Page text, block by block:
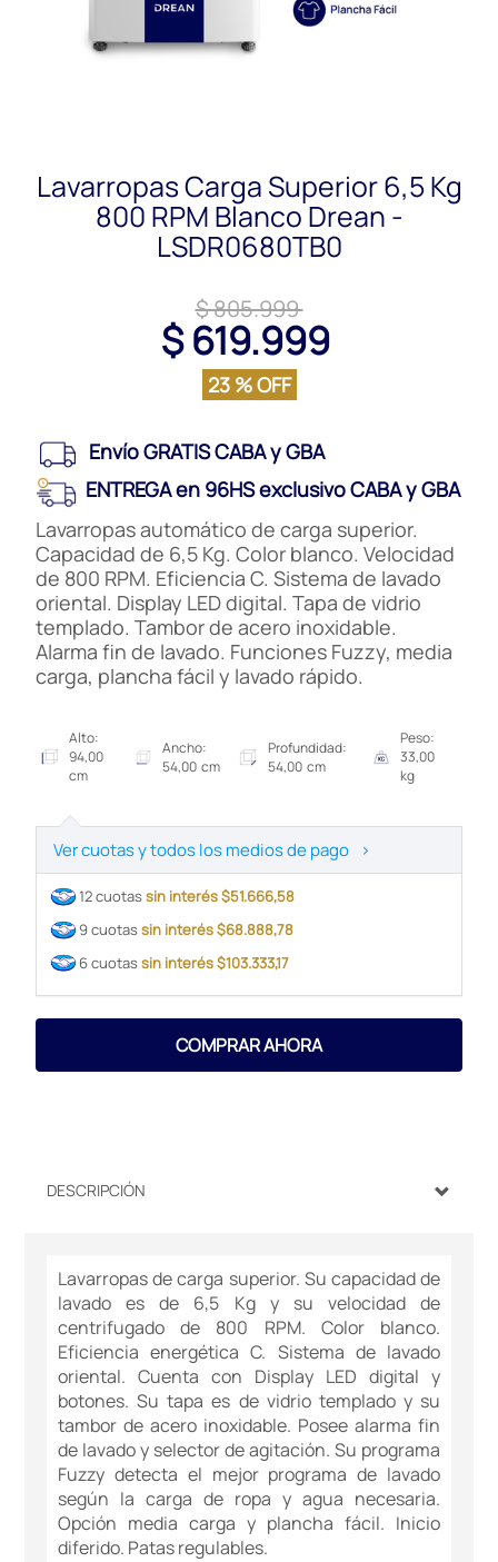
Lavarropas Carga Superior 6,5 Kg
800 RPM Blanco Drean -
LSDR0680TB0
$ 805.999
$ 619.999
23 % OFF
Envío GRATIS CABA y GBA
ENTREGA en 96HS exclusivo CABA y GBA
Lavarropas automático de carga superior.
Capacidad de 6,5 Kg. Color blanco. Velocidad
de 800 RPM. Eficiencia C. Sistema de lavado
oriental. Display LED digital. Tapa de vidrio
templado. Tambor de acero inoxidable.
Alarma fin de lavado. Funciones Fuzzy, media
carga, plancha fácil y lavado rápido.
Alto:
94,00
cm
Ancho:
54,00 cm
Profundidad:
54,00 cm
Peso:
33,00
kg
Ver cuotas y todos los medios de pago >
12 cuotassin interés $51.666,58
9 cuotassin interés $68.888,78
6 cuotassin interés $103.333,17
COMPRAR AHORA
DESCRIPCIÓN
Lavarropas de carga superior. Su capacidad de
lavado es de 6,5 Kg y su velocidad de
centrifugado de 800 RPM. Color blanco.
Eficiencia energética C. Sistema de lavado
oriental. Cuenta con Display LED digital y
botones. Su tapa es de vidrio templado y su
tambor de acero inoxidable. Posee alarma fin
de lavado y selector de agitación. Su programa
Fuzzy detecta el mejor programa de lavado
según la carga de ropa y agua necesaria.
Opción media carga y plancha fácil. Inicio
diferido. Patas regulables.